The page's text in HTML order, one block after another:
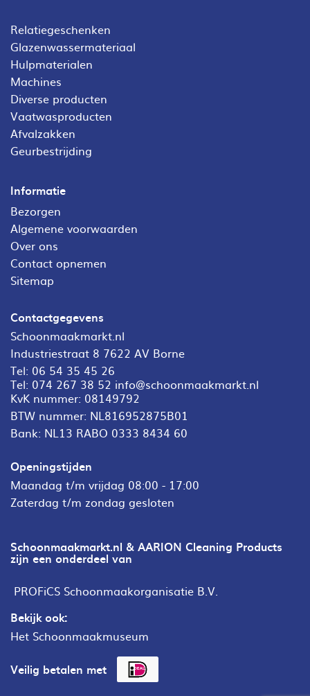
Relatiegeschenken
Glazenwassermateriaal
Hulpmaterialen
Machines
Diverse producten
Vaatwasproducten
Afvalzakken
Geurbestrijding
Informatie
Bezorgen
Algemene voorwaarden
Over ons
Contact opnemen
Sitemap
Contactgegevens
Schoonmaakmarkt.nl
Industriestraat 8 7622 AV Borne
Tel: 06 54 35 45 26
Tel: 074 267 38 52 info@schoonmaakmarkt.nl
KvK nummer: 08149792
BTW nummer: NL816952875B01
Bank: NL13 RABO 0333 8434 60
Openingstijden
Maandag t/m vrijdag 08:00 - 17:00
Zaterdag t/m zondag gesloten
Schoonmaakmarkt.nl & AARION Cleaning Products
zijn een onderdeel van
PROFiCS Schoonmaakorganisatie B.V.
Bekijk ook:
Het Schoonmaakmuseum
Veilig betalen met